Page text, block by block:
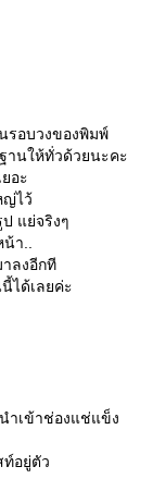
รอบวงของพิมพ์
านให้ทั่วด้วยนะคะ
อะ
ญ่ไว้
แย่จริงๆ
า..
ลงอีกที
ได้เลยค่ะ
ำเข้าช่องแช่แข็ง
อยู่ตัว